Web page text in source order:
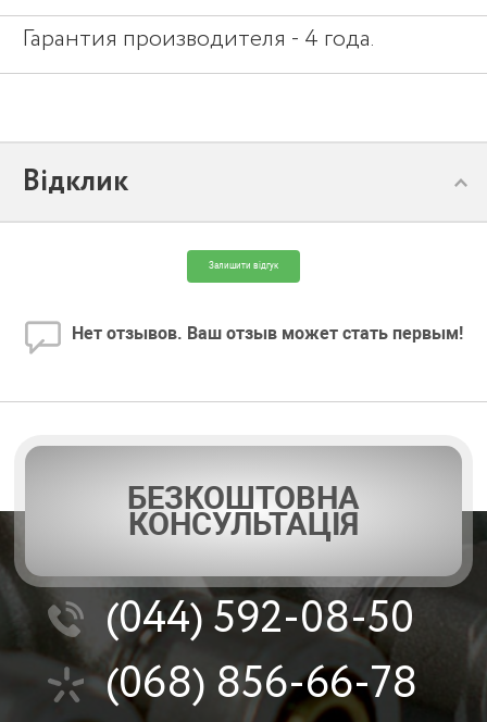
Гарантия производителя - 4 года.
Відклик
Залишити відгук
Нет отзывов. Ваш отзыв может стать первым!
БЕЗКОШТОВНА
КОНСУЛЬТАЦІЯ
(044)592-08-50
(068) 856-66-78